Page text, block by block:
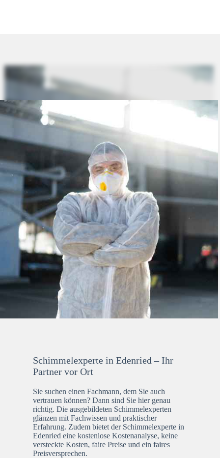
Schimmelexperte in Edenried – Ihr
Partner vor Ort
Sie suchen einen Fachmann, dem Sie auch
vertrauen können? Dann sind Sie hier genau
richtig. Die ausgebildeten Schimmelexperten
glänzen mit Fachwissen und praktischer
Erfahrung. Zudem bietet der Schimmelexperte in
Edenried eine kostenlose Kostenanalyse, keine
versteckte Kosten, faire Preise und ein faires
Preisversprechen.